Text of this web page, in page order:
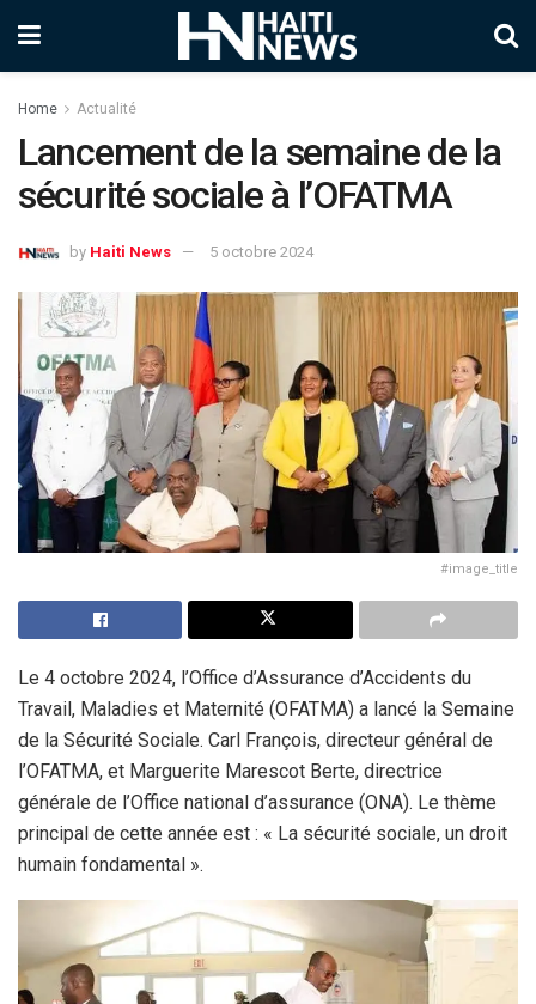
Home Actualité
Lancement de la semaine de la
sécurité sociale à l’OFATMA
by Haiti News 5 octobre 2024
#image_title
Le 4 octobre 2024, l’Office d’Assurance d’Accidents du
Travail, Maladies et Maternité (OFATMA) a lancé la Semaine
de la Sécurité Sociale. Carl François, directeur général de
l’OFATMA, et Marguerite Marescot Berte, directrice
générale de l’Office national d’assurance (ONA). Le thème
principal de cette année est : « La sécurité sociale, un droit
humain fondamental ».